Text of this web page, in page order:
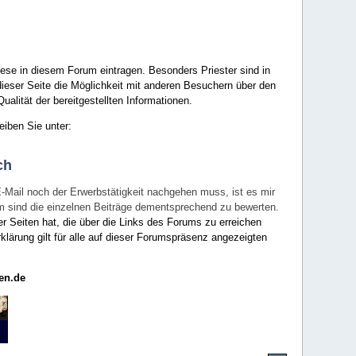
in diesem Forum eintragen. Besonders Priester sind in
Seite die Möglichkeit mit anderen Besuchern über den
der bereitgestellten Informationen.
Sie unter:
noch der Erwerbstätigkeit nachgehen muss, ist es mir
die einzelnen Beiträge dementsprechend zu bewerten.
Seiten hat, die über die Links des Forums zu erreichen
gilt für alle auf dieser Forumspräsenz angezeigten